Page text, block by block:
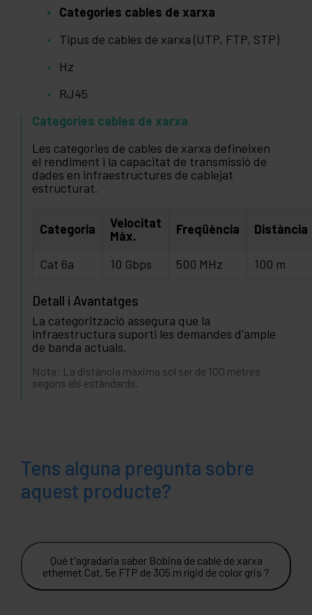
Categories cables de xarxa
Tipus de cables de xarxa (UTP, FTP, STP)
Hz
RJ45
Categories cables de xarxa
Les categories de cables de xarxa defineixen
el rendiment i la capacitat de transmissió de
dades en infraestructures de cablejat
estructurat.
Categoria
Velocitat
Màx.
Freqüència Distància
Cat 6a 10 Gbps 500 MHz 100 m
Detall i Avantatges
La categorització assegura que la
infraestructura suporti les demandes d'ample
de banda actuals.
Nota: La distància màxima sol ser de 100 metres
segons els estàndards.
Tens alguna pregunta sobre
aquest producte?
Què t'agradaria saber Bobina de cable de xarxa
ethernet Cat. 5e FTP de 305 m rígid de color gris ?